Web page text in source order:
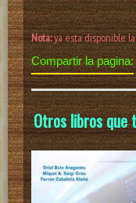
Nota:ya esta disponible
Compartir la pagina:
Otros libros que